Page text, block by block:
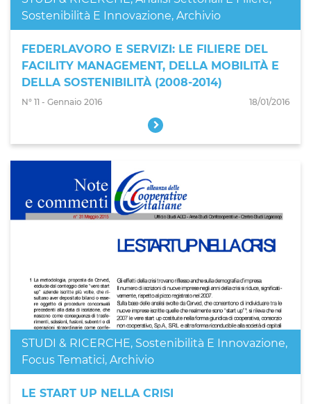
Sostenibilità E Innovazione, Archivio
FEDERLAVORO E SERVIZI: LE FILIERE DEL
FACILITY MANAGEMENT, DELLA MOBILITÀ E
DELLA SOSTENIBILITÀ (2008-2014)
N° 11 - Gennaio 2016 18/01/2016
STUDI & RICERCHE, Sostenibilità E Innovazione,
Focus Tematici, Archivio
LE START UP NELLA CRISI